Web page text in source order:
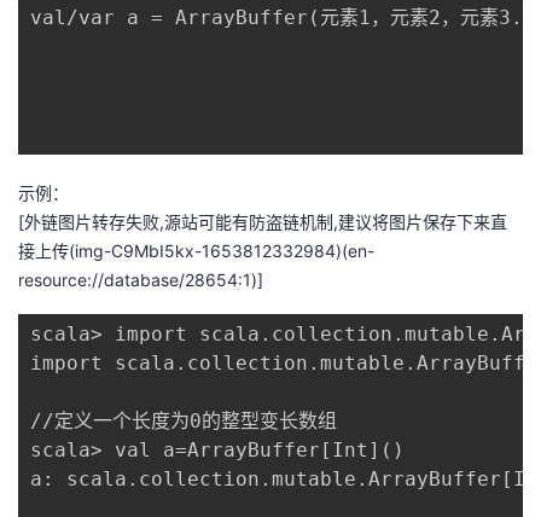
val/var a = ArrayBuffer(元素1，元素2，元素
示例：
[外链图片转存失败,源站可能有防盗链机制,建议将图片保存下来直
接上传(img-C9MbI5kx-1653812332984)(en-
resource://database/28654:1)]
scala> import
import
//定义一个长度为0的整型变长数组
scala> val a=ArrayBuffer[Int]()
a: